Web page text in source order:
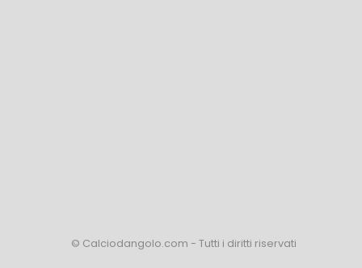
© Calciodangolo.com - Tutti i diritti riservati